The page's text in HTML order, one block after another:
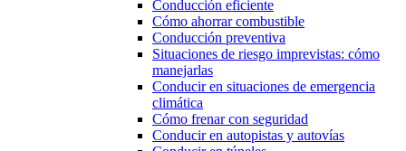
Conducción eficiente
Cómo ahorrar combustible
Conducción preventiva
Situaciones de riesgo imprevistas: cómo
manejarlas
Conducir en situaciones de emergencia
climática
Cómo frenar con seguridad
Conducir en autopistas y autovías